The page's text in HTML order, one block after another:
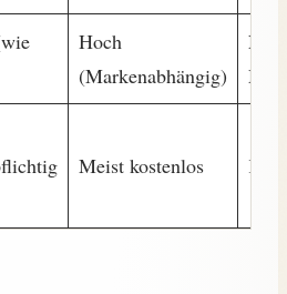
Hoch
(Markenabhängig)
Meist kostenlos